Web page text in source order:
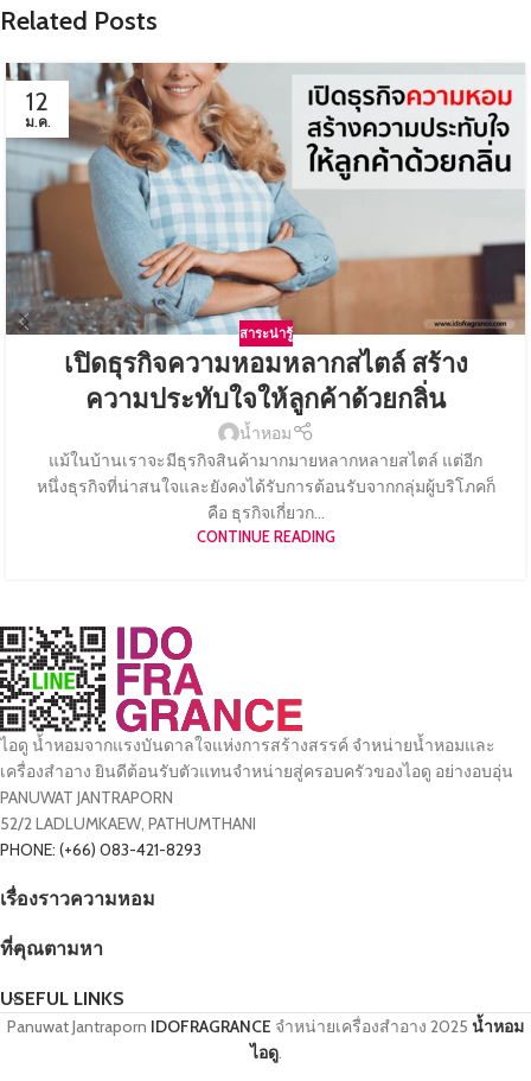
Related Posts
12
ม.ค.
สาระน่ารู้
เปิดธุรกิจความหอมหลากสไตล์ สร้าง
ความประทับใจให้ลูกค้าด้วยกลิ่น
น้ำหอม
แม้ในบ้านเราจะมีธุรกิจสินค้ามากมายหลากหลายสไตล์ แต่อีก
หนึ่งธุรกิจที่น่าสนใจและยังคงได้รับการต้อนรับจากกลุ่มผู้บริโภคก็
คือ ธุรกิจเกี่ยวก...
CONTINUE READING
ไอดู น้ำหอมจากแรงบันดาลใจแห่งการสร้างสรรค์ จำหน่ายน้ำหอมและ
เครื่องสำอาง ยินดีต้อนรับตัวแทนจำหน่ายสู่ครอบครัวของไอดู อย่างอบอุ่น
PANUWAT JANTRAPORN
52/2 LADLUMKAEW, PATHUMTHANI
PHONE: (+66) 083-421-8293
เรื่องราวความหอม
ที่คุณตามหา
USEFUL LINKS
Panuwat Jantraporn IDOFRAGRANCE จำหน่ายเครื่องสำอาง 2025 น้ำหอม
ไอดู.